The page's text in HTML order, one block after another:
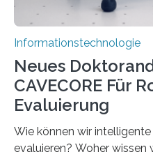
Informationstechnologie
Neues
CAVECORE Für
Evaluierung
Wie können wir
evaluieren? Woher wissen